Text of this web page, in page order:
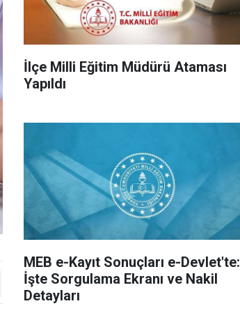
İlçe Milli Eğitim Müdürü Ataması
Yapıldı
MEB e-Kayıt Sonuçları e-Devlet'te:
İşte Sorgulama Ekranı ve Nakil
Detayları